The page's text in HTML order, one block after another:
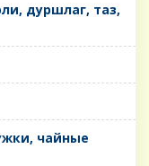
дуршлаг, таз,
чайные